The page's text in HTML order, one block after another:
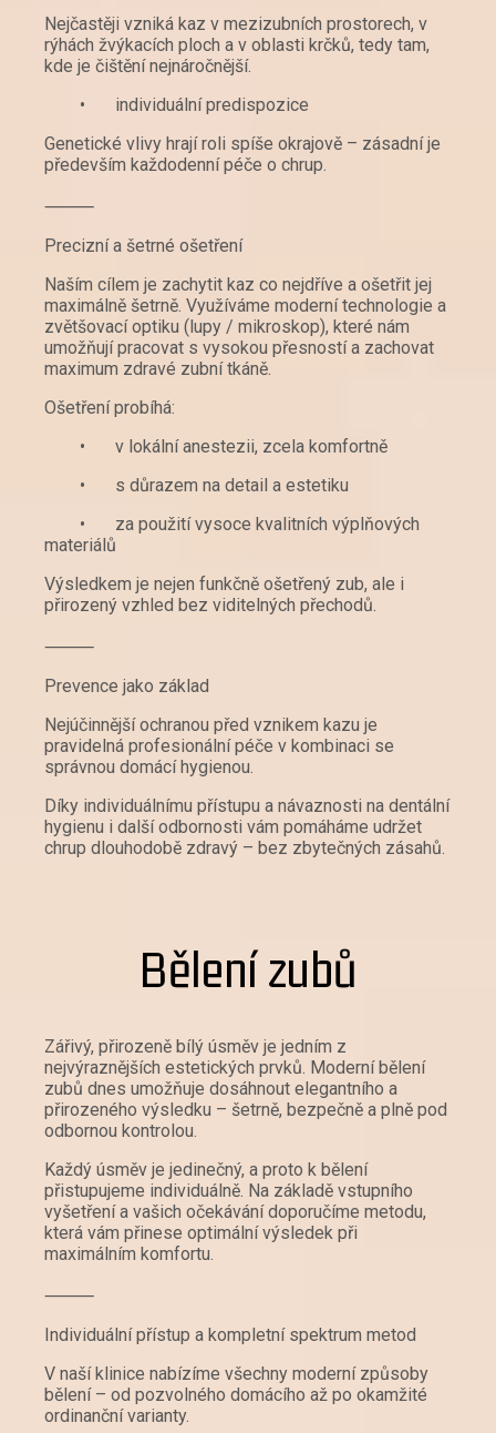
Nejčastěji vzniká kaz v mezizubních prostorech, v
rýhách žvýkacích ploch a v oblasti krčků, tedy tam,
kde je čištění nejnáročnější.
•
individuální predispozice
Genetické vlivy hrají roli spíše okrajově – zásadní je
především každodenní péče o chrup.
⸻
Precizní a šetrné ošetření
Naším cílem je zachytit kaz co nejdříve a ošetřit jej
maximálně šetrně. Využíváme moderní technologie a
zvětšovací optiku (lupy / mikroskop), které nám
umožňují pracovat s vysokou přesností a zachovat
maximum zdravé zubní tkáně.
Ošetření probíhá:
•
v lokální anestezii, zcela komfortně
•
s důrazem na detail a estetiku
•
za použití vysoce kvalitních výplňových
materiálů
Výsledkem je nejen funkčně ošetřený zub, ale i
přirozený vzhled bez viditelných přechodů.
⸻
Prevence jako základ
Nejúčinnější ochranou před vznikem kazu je
pravidelná profesionální péče v kombinaci se
správnou domácí hygienou.
Díky individuálnímu přístupu a návaznosti na dentální
hygienu i další odbornosti vám pomáháme udržet
chrup dlouhodobě zdravý – bez zbytečných zásahů.
Bělení zubů
Zářivý, přirozeně bílý úsměv je jedním z
nejvýraznějších estetických prvků. Moderní bělení
zubů dnes umožňuje dosáhnout elegantního a
přirozeného výsledku – šetrně, bezpečně a plně pod
odbornou kontrolou.
Každý úsměv je jedinečný, a proto k bělení
přistupujeme individuálně. Na základě vstupního
vyšetření a vašich očekávání doporučíme metodu,
která vám přinese optimální výsledek při
maximálním komfortu.
⸻
Individuální přístup a kompletní spektrum metod
V naší klinice nabízíme všechny moderní způsoby
bělení – od pozvolného domácího až po okamžité
ordinanční varianty.